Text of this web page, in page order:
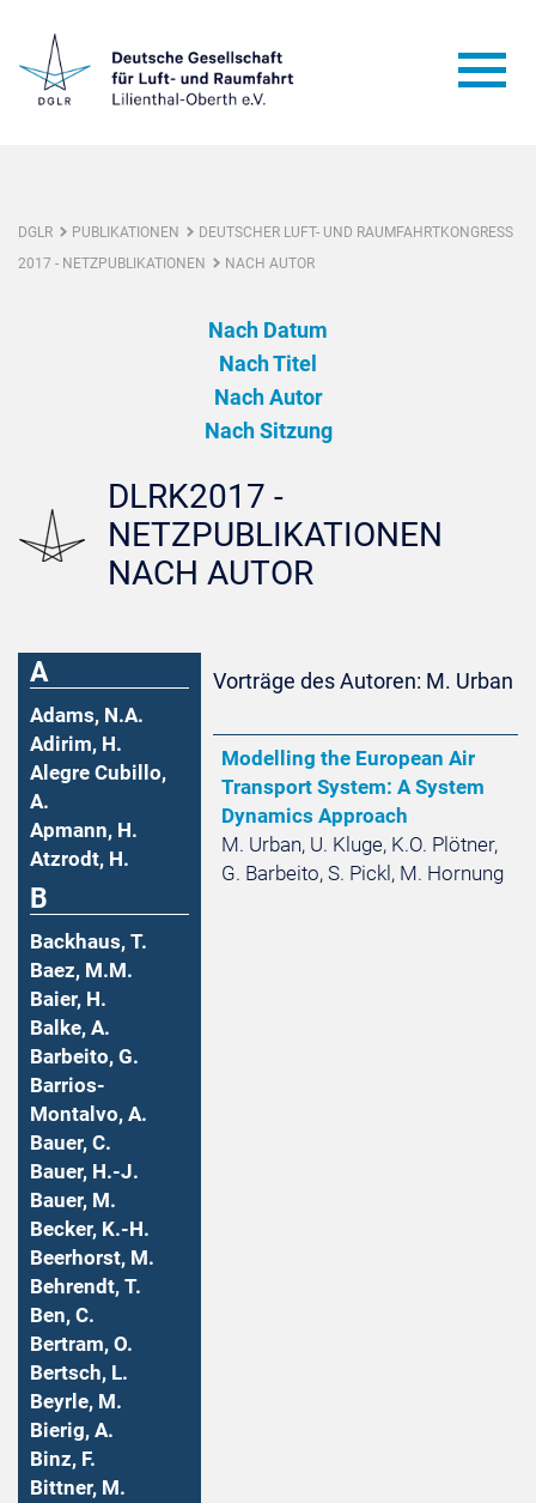
DGLR PUBLIKATIONEN
DEUTSCHER LUFT- UND RAUMFAHRTKONGRESS
2017 - NETZPUBLIKATIONEN
NACH AUTOR
Nach Datum
Nach Titel
Nach Autor
Nach Sitzung
DLRK2017 -
NETZPUBLIKATIONEN
NACH AUTOR
A
Adams, N.A.
Adirim, H.
Alegre Cubillo,
A.
Apmann, H.
Atzrodt, H.
B
Backhaus, T.
Baez, M.M.
Baier, H.
Balke, A.
Barbeito, G.
Barrios-
Montalvo, A.
Bauer, C.
Bauer, H.-J.
Bauer, M.
Becker, K.-H.
Beerhorst, M.
Behrendt, T.
Ben, C.
Bertram, O.
Bertsch, L.
Beyrle, M.
Bierig, A.
Binz, F.
Bittner, M.
Vorträge des Autoren: M. Urban
Modelling the European Air
Transport System: A System
Dynamics Approach
M. Urban, U. Kluge, K.O. Plötner,
G. Barbeito, S. Pickl, M. Hornung